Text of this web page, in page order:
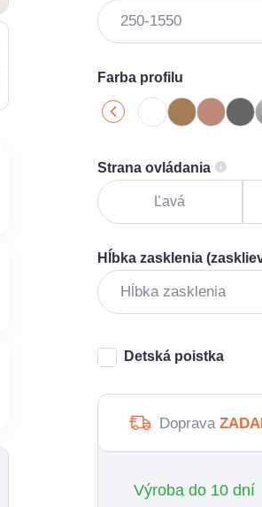
Farba profilu
Strana ovládania
Ľavá
Hĺbka zasklenia
Detská poistka
Doprava
Výroba do 10 dní